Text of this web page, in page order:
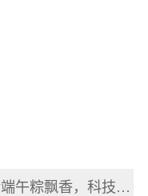
浓情端午粽飘香，科技赋能传递健康情